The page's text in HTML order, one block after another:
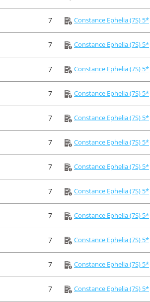
7 Constance Ephelia (7S) 5*
7 Constance Ephelia (7S) 5*
7 Constance Ephelia (7S) 5*
7 Constance Ephelia (7S) 5*
7 Constance Ephelia (7S) 5*
7 Constance Ephelia (7S) 5*
7 Constance Ephelia (7S) 5*
7 Constance Ephelia (7S) 5*
7 Constance Ephelia (7S) 5*
7 Constance Ephelia (7S) 5*
7 Constance Ephelia (7S) 5*
7 Constance Ephelia (7S) 5*